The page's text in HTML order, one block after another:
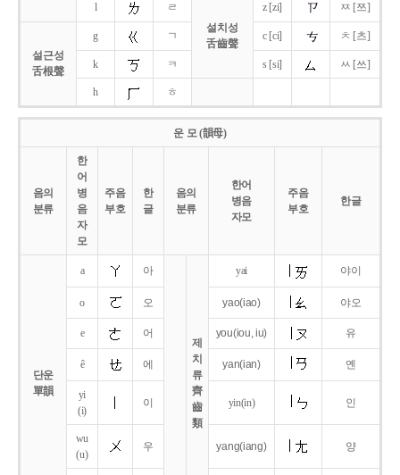
l
ㄹ
설치성
舌齒聲
z [zi] ㅉ [쯔]
설근성
舌根聲
g ㄱ c [ci] ㅊ [츠]
k ㅋ s [si] ㅆ [쓰]
h ㅎ
운 모 (韻母)
음의
분류
한
어
병
음
자
모
주음
부호
한
글
음의
분류
한어
병음
자모
주음
부호
한글
단운
單韻
a 아
제
치
류
齊
齒
類
yai 야이
o 오 yao(iao) 야오
e 어 you(iou,iu) 유
ê 에 yan(ian) 옌
yi
(i)
이 yin(in) 인
wu
(u)
우 yang(iang) 양